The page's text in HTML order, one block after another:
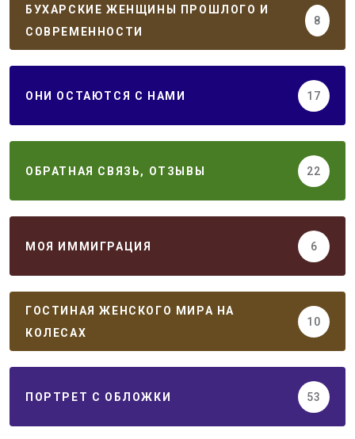
БУХАРСКИЕ ЖЕНЩИНЫ ПРОШЛОГО И
СОВРЕМЕННОСТИ
8
ОНИ ОСТАЮТСЯ С НАМИ 17
ОБРАТНАЯ СВЯЗЬ, ОТЗЫВЫ 22
МОЯ ИММИГРАЦИЯ 6
ГОСТИНАЯ ЖЕНСКОГО МИРА НА
КОЛЕСАХ
10
ПОРТРЕТ С ОБЛОЖКИ 53